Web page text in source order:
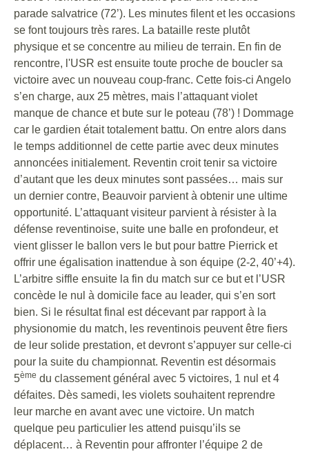
parade salvatrice (72’). Les minutes filent et les occasions
se font toujours très rares. La bataille reste plutôt
physique et se concentre au milieu de terrain. En fin de
rencontre, l'USR est ensuite toute proche de boucler sa
victoire avec un nouveau coup-franc. Cette fois-ci Angelo
s’en charge, aux 25 mètres, mais l’attaquant violet
manque de chance et bute sur le poteau (78’) ! Dommage
car le gardien était totalement battu. On entre alors dans
le temps additionnel de cette partie avec deux minutes
annoncées initialement. Reventin croit tenir sa victoire
d’autant que les deux minutes sont passées… mais sur
un dernier contre, Beauvoir parvient à obtenir une ultime
opportunité. L’attaquant visiteur parvient à résister à la
défense reventinoise, suite une balle en profondeur, et
vient glisser le ballon vers le but pour battre Pierrick et
offrir une égalisation inattendue à son équipe (2-2, 40’+4).
L’arbitre siffle ensuite la fin du match sur ce but et l’USR
concède le nul à domicile face au leader, qui s’en sort
bien. Si le résultat final est décevant par rapport à la
physionomie du match, les reventinois peuvent être fiers
de leur solide prestation, et devront s’appuyer sur celle-ci
pour la suite du championnat. Reventin est désormais
5ème du classement général avec 5 victoires, 1 nul et 4
défaites. Dès samedi, les violets souhaitent reprendre
leur marche en avant avec une victoire. Un match
quelque peu particulier les attend puisqu’ils se
déplacent… à Reventin pour affronter l’équipe 2 de